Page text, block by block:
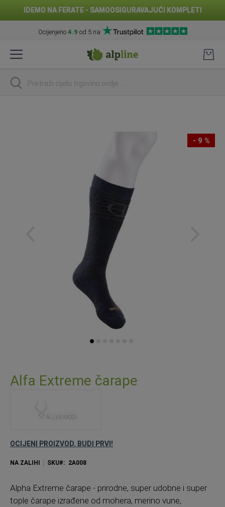
IDEMO NA FERATE - SAMOOSIGURAVAJUĆI KOMPLETI
Ocijenjeno 4.9 od 5 na
na
traži
- 9 %
to
the
gallery
Alfa Extreme čarape
OCIJENI PROIZVOD. BUDI PRVI!
NA ZALIHI SKU 2A008
Alpha Extreme čarape - prirodne, super udobne i super
tople čarape izrađene od mohera, merino vune,